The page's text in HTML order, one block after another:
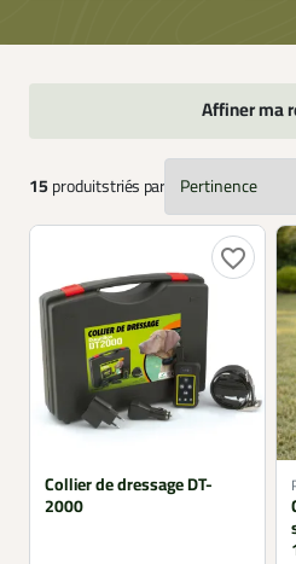
sécurité. Découvrez également nos
Affiner ma
15produitstriés par
favorite_border
Collier de dressage DT-
2000